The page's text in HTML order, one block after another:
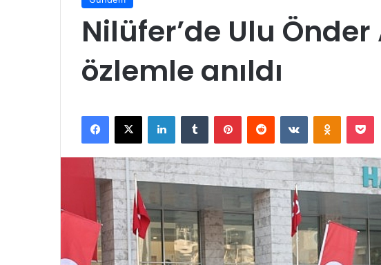
Nilüfer’de Ulu
özlemle anıldı